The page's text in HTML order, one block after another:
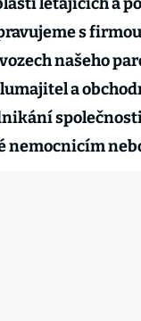
s
našeho
a
nemocnicím